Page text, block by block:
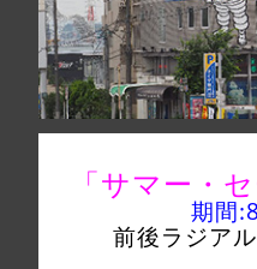
「サマー・
期間
前後ラジア